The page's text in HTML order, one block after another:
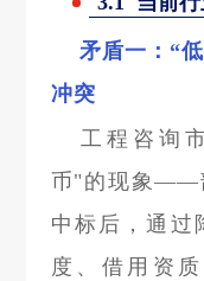
矛盾一：“
冲突
工程咨询
币"的现象——
中标后，通过
度、借用资